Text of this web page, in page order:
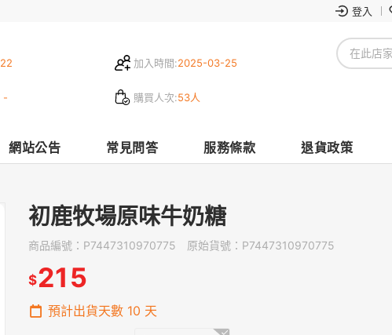
登入
22 加入時間:2025-03-25
- 購買人次:53人
網站公告 常見問答 服務條款 退貨政策
初鹿牧場原味牛奶糖
商品編號： P7447310970775 原始貨號： P7447310970775
$215
預計出貨天數 10 天